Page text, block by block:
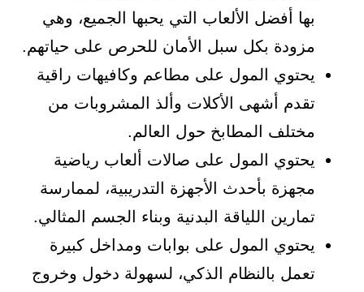
بها أفضل الألعاب التي يحبها الجميع، وهي
مزودة بكل سبل الأمان للحرص على حياتهم.
يحتوي المول على مطاعم وكافيهات راقية
تقدم أشهى الأكلات وألذ المشروبات من
مختلف المطابخ حول العالم.
يحتوي المول على صالات ألعاب رياضية
مجهزة بأحدث الأجهزة التدريبية، لممارسة
تمارين اللياقة البدنية وبناء الجسم المثالي.
يحتوي المول على بوابات ومداخل كبيرة
تعمل بالنظام الذكي، لسهولة دخول وخروج